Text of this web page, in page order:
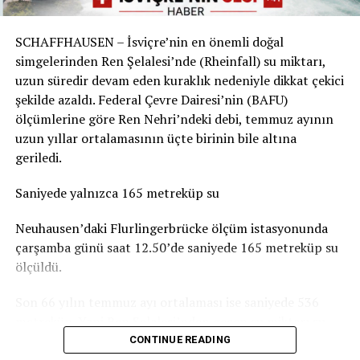
durumun genel olarak dramatik olmadığını belirtiyor.
Basel-Landschaft yetkilileri de şehir merkezindeki ve
insanların yemek yemek veya vakit geçirmek için
kullandığı parkların, ormanlık alanlardaki oyun
parklarına göre daha fazla kirlendiğine dikkat çekiyor.
Sigarasız çocuk parkları yaygınlaşıyor
İsviçre’deki Stop2Drop girişiminin verilerine göre şu
anda 24 belediye sigarasız ve temiz çocuk parkı
uygulamasını kullanıyor.
Aarau’da da seçilen 10 çocuk parkında yaklaşık iki ay
belediyeye göre deneme döneminde kirlilikte belirgin bir
SCHAFFHAUSEN – İsviçre’nin en önemli doğal
simgelerinden Ren Şelalesi’nde (Rheinfall) su miktarı,
uzun süredir devam eden kuraklık nedeniyle dikkat çekici
şekilde azaldı. Federal Çevre Dairesi’nin (BAFU)
ölçümlerine göre Ren Nehri’ndeki debi, temmuz ayının
uzun yıllar ortalamasının üçte birinin bile altına
geriledi.
Saniyede yalnızca 165 metreküp su
Neuhausen’daki Flurlingerbrücke ölçüm istasyonunda
çarşamba günü saat 12.50’de saniyede 165 metreküp su
ölçüldü.
anda normal bir temmuz ayındaki seviyenin yaklaşık
CONTINUE READING